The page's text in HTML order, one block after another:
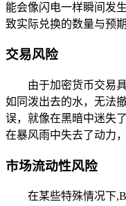
能会像闪电一样瞬间发
致实际兑换的数量与预
交易风险
由于加密货币交易
如同泼出去的水，无法
误，就像在黑暗中迷失
在暴风雨中失去了动力
市场流动性风险
在某些特殊情况下